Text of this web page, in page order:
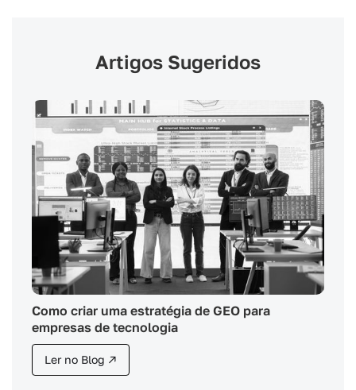
Artigos Sugeridos
Como criar uma estratégia de GEO para
empresas de tecnologia
Ler no Blog ↗